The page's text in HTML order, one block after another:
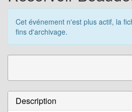
Cet événement n'est plus actif, la
fins d'archivage.
Description